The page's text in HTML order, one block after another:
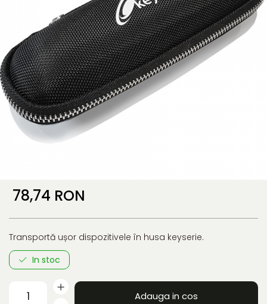
78,74 RON
Transportă ușor dispozitivele în husa keyserie.
In stoc
Adauga in cos